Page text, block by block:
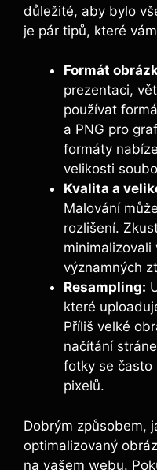
důležité, aby bylo
je pár tipů, které
Formát
prezentaci,
používat
a PNG pro
formáty
velikosti
Kvalita a
Malování
rozlišení.
významných
Resampling:
které
Příliš velké
načítání
fotky se často
pixelů.
Dobrým způsobem,
optimalizovaný
na vašem webu.